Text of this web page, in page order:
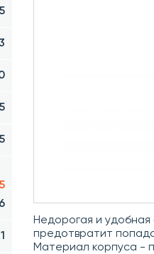
3
Недорогая и
предотвратит
Материал корпуса -